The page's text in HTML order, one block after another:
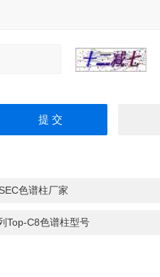
色谱柱厂家
Top-C8色谱柱型号